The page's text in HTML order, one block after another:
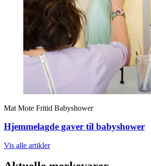
Mat Mote Fritid Babyshower
Hjemmelagde gaver til babyshower
Vis alle artikler